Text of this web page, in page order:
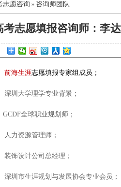
志愿咨询 » 咨询师团队
考志愿填报咨询师：李
前海生涯志愿填报专家组成员；
深圳大学理学专业背景；
GCDF全球职业规划师；
人力资源管理师；
装饰设计公司总经理；
深圳市生涯规划与发展协会专业会员；